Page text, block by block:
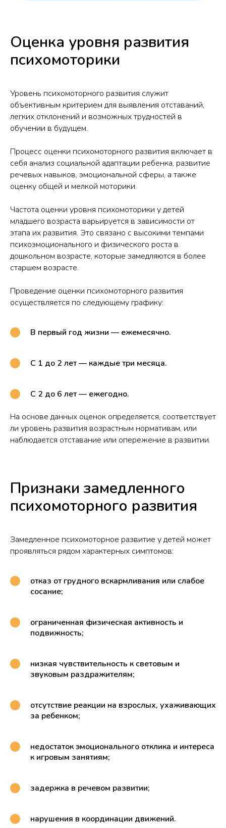
Оценка уровня развития
психомоторики
Уровень психомоторного развития служит
объективным критерием для выявления отставаний,
легких отклонений и возможных трудностей в
обучении в будущем.
Процесс оценки психомоторного развития включает в
себя анализ социальной адаптации ребенка, развитие
речевых навыков, эмоциональной сферы, а также
оценку общей и мелкой моторики.
Частота оценки уровня психомоторики у детей
младшего возраста варьируется в зависимости от
этапа их развития. Это связано с высокими темпами
психоэмоционального и физического роста в
дошкольном возрасте, которые замедляются в более
старшем возрасте.
Проведение оценки психомоторного развития
осуществляется по следующему графику:
В первый год жизни — ежемесячно.
С 1 до 2 лет — каждые три месяца.
С 2 до 6 лет — ежегодно.
На основе данных оценок определяется, соответствует
ли уровень развития возрастным нормативам, или
наблюдается отставание или опережение в развитии.
Признаки замедленного
психомоторного развития
Замедленное психомоторное развитие у детей может
проявляться рядом характерных симптомов:
отказ от грудного вскармливания или слабое
сосание;
ограниченная физическая активность и
подвижность;
низкая чувствительность к световым и
звуковым раздражителям;
отсутствие реакции на взрослых, ухаживающих
за ребенком;
недостаток эмоционального отклика и интереса
к игровым занятиям;
задержка в речевом развитии;
нарушения в координации движений.